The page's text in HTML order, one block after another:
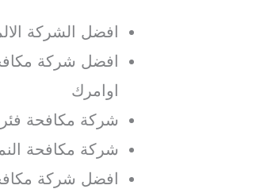
افضل الشركة
افضل شركة
اوامرك
شركة مكافحة
شركة مكافحة
افضل شركة